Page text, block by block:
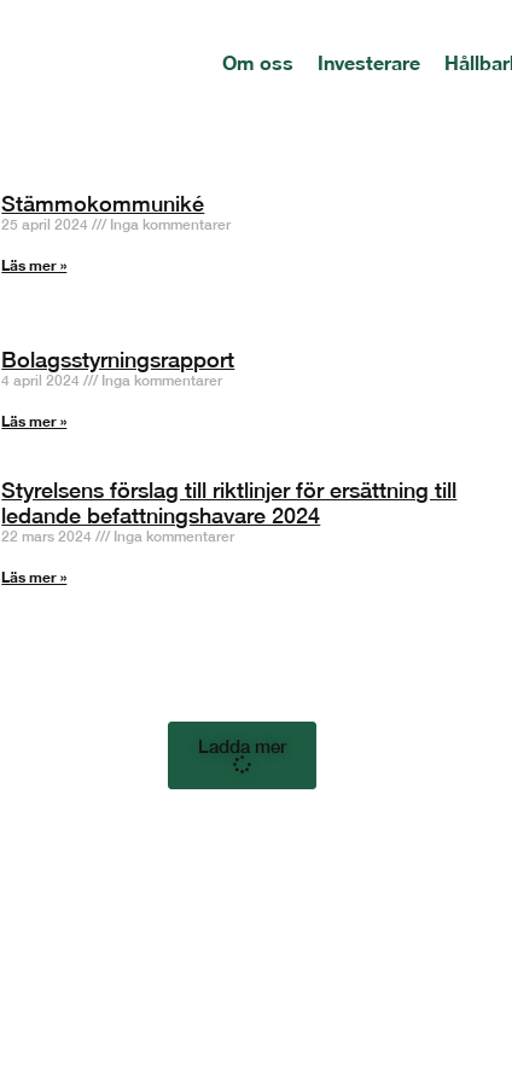
Om oss Investerare
Stämmokommuniké
25 april 2024 Inga kommentarer
Läs mer »
Bolagsstyrningsrapport
4 april 2024 Inga kommentarer
Läs mer »
Styrelsens förslag till riktlinjer för ersättning till
ledande befattningshavare 2024
22 mars 2024 Inga kommentarer
Läs mer »
Ladda mer